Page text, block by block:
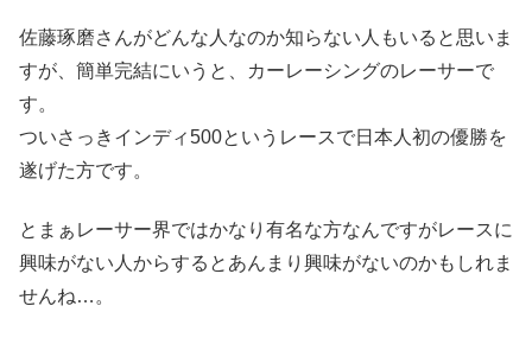
佐藤琢磨さんがどんな人なのか知らない人もいると思いま
すが、簡単完結にいうと、カーレーシングのレーサーで
す。
ついさっきインディ500というレースで日本人初の優勝を
遂げた方です。
とまぁレーサー界ではかなり有名な方なんですがレースに
興味がない人からするとあんまり興味がないのかもしれま
せんね…。